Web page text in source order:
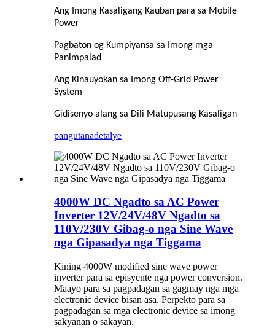
Ang Imong Kasaligang Kauban para sa Mobile
Power
Pagbaton og Kumpiyansa sa Imong mga
Panimpalad
Ang Kinauyokan sa Imong Off-Grid Power
System
Gidisenyo alang sa Dili Matupusang Kasaligan
pangutanadetalye
4000W DC Ngadto sa AC Power
Inverter 12V/24V/48V Ngadto sa
110V/230V Gibag-o nga Sine Wave
nga Gipasadya nga Tiggama
Kining 4000W modified sine wave power
inverter para sa episyente nga power conversion.
Maayo para sa pagpadagan sa gagmay nga mga
electronic device bisan asa. Perpekto para sa
pagpadagan sa mga electronic device sa imong
sakyanan o sakayan.